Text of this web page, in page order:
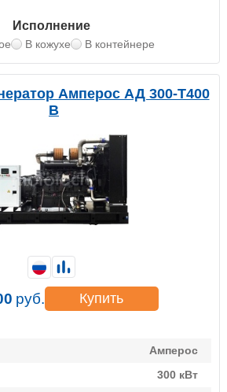
Исполнение
В кожухе В контейнере
Амперос АД 300-Т400
B
Амперос
300 кВт
руб. Купить